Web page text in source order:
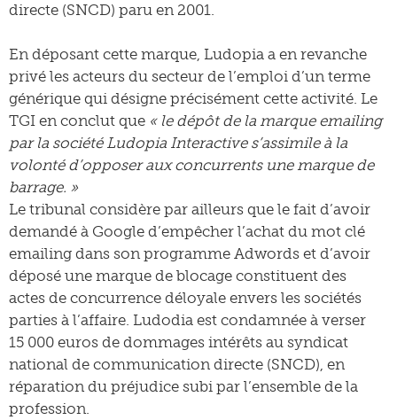
directe (SNCD) paru en 2001.
En déposant cette marque, Ludopia a en revanche
privé les acteurs du secteur de l’emploi d’un terme
générique qui désigne précisément cette activité. Le
TGI en conclut que « le dépôt de la marque emailing
par la société Ludopia Interactive s’assimile à la
volonté d’opposer aux concurrents une marque de
barrage. »
Le tribunal considère par ailleurs que le fait d’avoir
demandé à Google d’empêcher l’achat du mot clé
emailing dans son programme Adwords et d’avoir
déposé une marque de blocage constituent des
actes de concurrence déloyale envers les sociétés
parties à l’affaire. Ludodia est condamnée à verser
15 000 euros de dommages intérêts au syndicat
national de communication directe (SNCD), en
réparation du préjudice subi par l’ensemble de la
profession.